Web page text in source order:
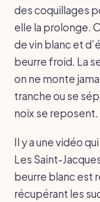
des coquillages
elle la prolonge.
de vin blanc et
beurre froid. La
on ne monte
tranche ou se
noix se reposent.
Il y a une vidéo
Les Saint-
beurre blanc est
récupérant les